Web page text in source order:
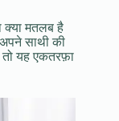
क्या मतलब है
साथी की
तो यह एकतरफ़ा